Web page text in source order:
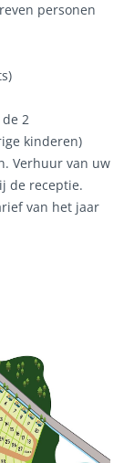
personen
2
kinderen)
Verhuur van uw
de receptie.
van het jaar